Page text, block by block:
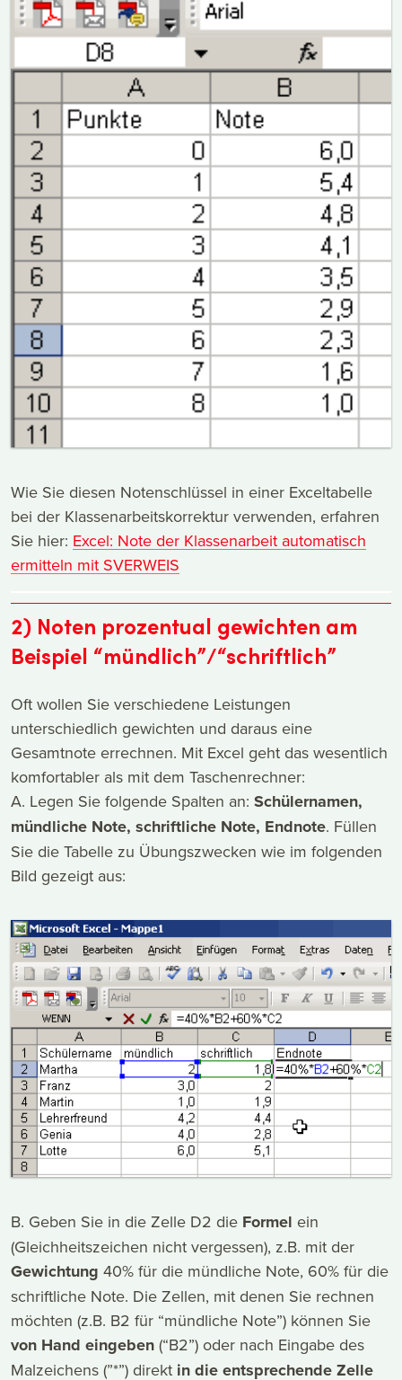
Wie Sie diesen Notenschlüssel in einer Exceltabelle
bei der Klassenarbeitskorrektur verwenden, erfahren
Sie hier: Excel: Note der Klassenarbeit automatisch
ermitteln mit SVERWEIS
2) Noten prozentual gewichten am
Beispiel “mündlich”/“schriftlich”
Oft wollen Sie verschiedene Leistungen
unterschiedlich gewichten und daraus eine
Gesamtnote errechnen. Mit Excel geht das wesentlich
komfortabler als mit dem Taschenrechner:
A. Legen Sie folgende Spalten an: Schülernamen,
mündliche Note, schriftliche Note, Endnote. Füllen
Sie die Tabelle zu Übungszwecken wie im folgenden
Bild gezeigt aus:
B. Geben Sie in die Zelle D2 die Formel ein
(Gleichheitszeichen nicht vergessen), z.B. mit der
Gewichtung 40% für die mündliche Note, 60% für die
schriftliche Note. Die Zellen, mit denen Sie rechnen
möchten (z.B. B2 für “mündliche Note”) können Sie
von Hand eingeben (“B2”) oder nach Eingabe des
Malzeichens (”*”) direkt in die entsprechende Zelle